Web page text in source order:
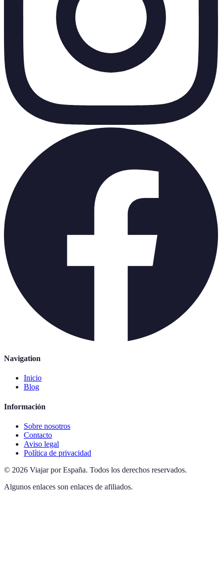
Navigation
Inicio
Blog
Información
Sobre nosotros
Contacto
Aviso legal
Política de privacidad
© 2026 Viajar por España. Todos los derechos reservados.
Algunos enlaces son enlaces de afiliados.